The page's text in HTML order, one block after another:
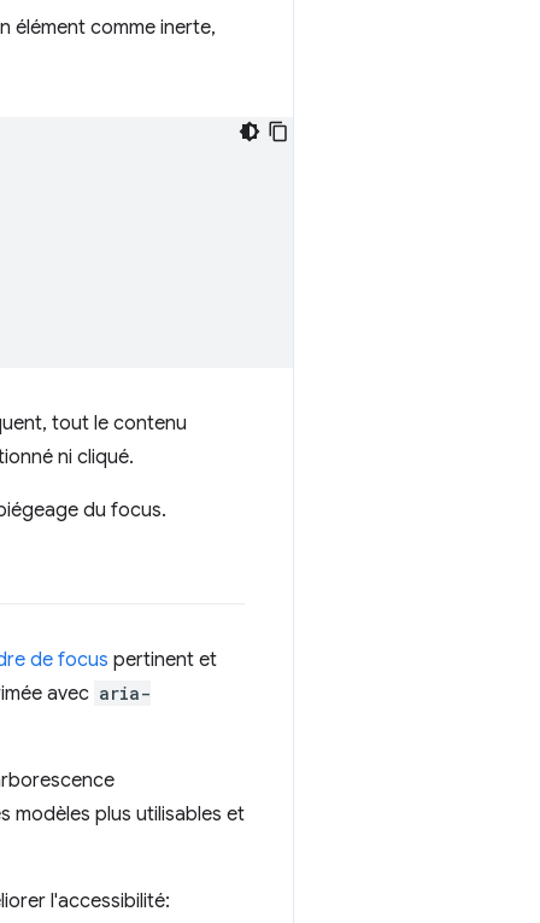
élément comme inerte,
tout le contenu
ni cliqué.
du focus.
de focus pertinent et
avec aria-
modèles plus utilisables et
l'accessibilité: